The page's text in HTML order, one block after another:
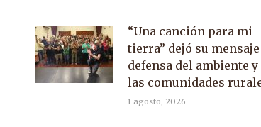
“Una canción para mi
tierra” dejó su
defensa del ambiente y
las comunidades
1 agosto, 2026